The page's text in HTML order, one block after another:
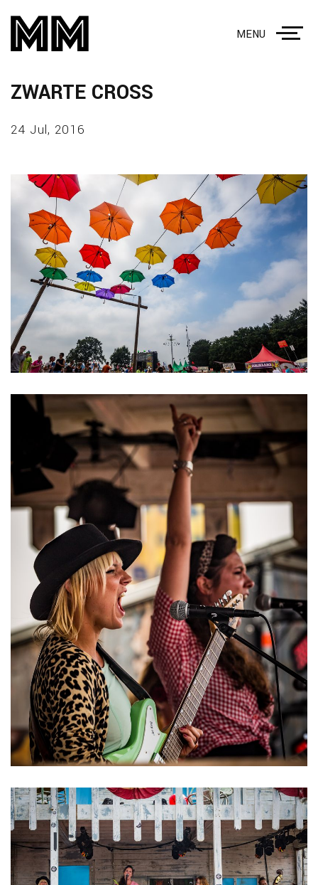
MENU
ZWARTE CROSS
24 Jul, 2016